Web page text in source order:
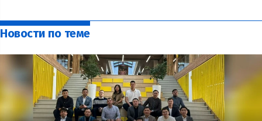
Новости по теме